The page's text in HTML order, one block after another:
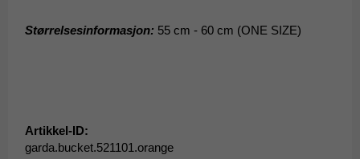
Størrelsesinformasjon: 55 cm - 60 cm (ONE SIZE)
Artikkel-ID:
garda.bucket.521101.orange